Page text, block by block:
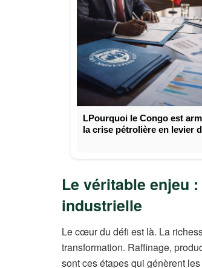
LPourquoi le Congo est
la crise pétrolière en levier
Le véritable enjeu
industrielle
Le cœur du défi est là. La
transformation. Raffinage,
sont ces étapes qui génèrent